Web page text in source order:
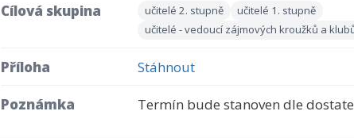
Cílová skupina učitelé 2. stupně
učitelé 1. stupně
učitelé - vedoucí zájmových kroužků a
Příloha Stáhnout
Poznámka Termín bude stanoven dle